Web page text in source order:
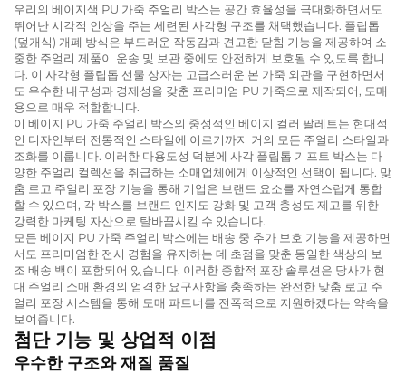
우리의 베이지색 PU 가죽 주얼리 박스는 공간 효율성을 극대화하면서도
뛰어난 시각적 인상을 주는 세련된 사각형 구조를 채택했습니다. 플립톱
(덮개식) 개폐 방식은 부드러운 작동감과 견고한 닫힘 기능을 제공하여 소
중한 주얼리 제품이 운송 및 보관 중에도 안전하게 보호될 수 있도록 합니
다. 이 사각형 플립톱 선물 상자는 고급스러운 본 가죽 외관을 구현하면서
도 우수한 내구성과 경제성을 갖춘 프리미엄 PU 가죽으로 제작되어, 도매
용으로 매우 적합합니다.
이 베이지 PU 가죽 주얼리 박스의 중성적인 베이지 컬러 팔레트는 현대적
인 디자인부터 전통적인 스타일에 이르기까지 거의 모든 주얼리 스타일과
조화를 이룹니다. 이러한 다용도성 덕분에 사각 플립톱 기프트 박스는 다
양한 주얼리 컬렉션을 취급하는 소매업체에게 이상적인 선택이 됩니다. 맞
춤 로고 주얼리 포장 기능을 통해 기업은 브랜드 요소를 자연스럽게 통합
할 수 있으며, 각 박스를 브랜드 인지도 강화 및 고객 충성도 제고를 위한
강력한 마케팅 자산으로 탈바꿈시킬 수 있습니다.
모든 베이지 PU 가죽 주얼리 박스에는 배송 중 추가 보호 기능을 제공하면
서도 프리미엄한 전시 경험을 유지하는 데 초점을 맞춘 동일한 색상의 보
조 배송 백이 포함되어 있습니다. 이러한 종합적 포장 솔루션은 당사가 현
대 주얼리 소매 환경의 엄격한 요구사항을 충족하는 완전한 맞춤 로고 주
얼리 포장 시스템을 통해 도매 파트너를 전폭적으로 지원하겠다는 약속을
보여줍니다.
첨단 기능 및 상업적 이점
우수한 구조와 재질 품질